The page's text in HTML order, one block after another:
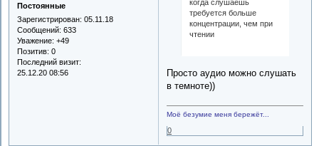
Постоянные
Зарегистрирован: 05.11.18
Сообщений: 633
Уважение: +49
Позитив: 0
Последний визит:
25.12.20 08:56
когда слушаешь
требуется больше
концентрации, чем при
чтении
Просто аудио можно слушать
в темноте))
Моё безумие меня бережёт...
0